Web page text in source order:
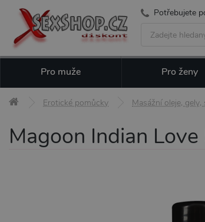
Potřebujete
Pro muže Pro ženy
Erotické pomůcky Masážní oleje, gely,
Magoon Indian